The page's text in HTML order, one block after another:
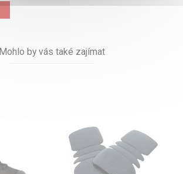
Mohlo by vás také zajímat